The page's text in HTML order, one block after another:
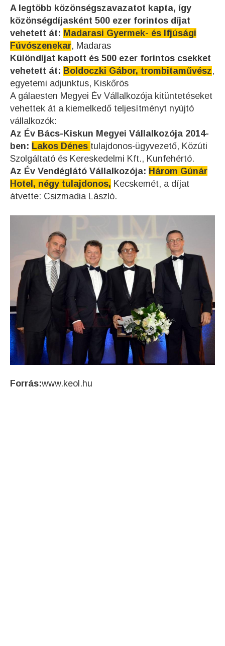
A legtöbb közönségszavazatot kapta, így
közönségdíjasként 500 ezer forintos díjat
vehetett át: Madarasi Gyermek- és Ifjúsági
Fúvószenekar, Madaras
Különdíjat kapott és 500 ezer forintos csekket
vehetett át: Boldoczki Gábor, trombitaművész,
egyetemi adjunktus, Kiskőrös
A gálaesten Megyei Év Vállalkozója kitüntetéseket
vehettek át a kiemelkedő teljesítményt nyújtó
vállalkozók:
Az Év Bács-Kiskun Megyei Vállalkozója 2014-
ben: Lakos Dénes tulajdonos-ügyvezető, Közúti
Szolgáltató és Kereskedelmi Kft., Kunfehértó.
Az Év Vendéglátó Vállalkozója: Három Gúnár
Hotel, négy tulajdonos, Kecskemét, a díjat
átvette: Csizmadia László.
Forrás:www.keol.hu